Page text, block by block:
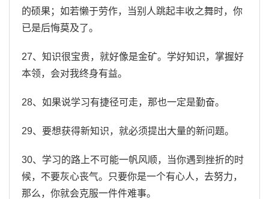
的硕果；如若懒于劳作，当别人跳起丰收之舞时，你
已是后悔莫及了。
27、知识很宝贵，就好像是金矿。学好知识，掌握好
本领，会对我终身有益。
28、如果说学习有捷径可走，那也一定是勤奋。
29、要想获得新知识，就必须提出大量的新问题。
30、学习的路上不可能一帆风顺，当你遇到挫折的时
候，不要灰心丧气。只要你是一个有心人，去努力，
那么，你就会克服一件件难事。